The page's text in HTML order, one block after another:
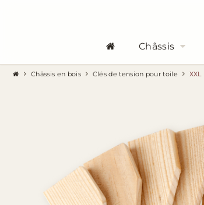
Châssis en bois Clés de tension pour toile XXL
Châssis